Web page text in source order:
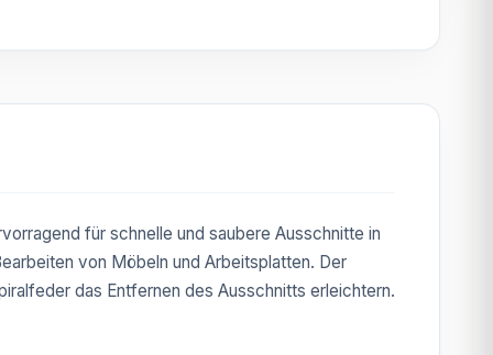
für schnelle und saubere Ausschnitte in
von Möbeln und Arbeitsplatten. Der
das Entfernen des Ausschnitts erleichtern.